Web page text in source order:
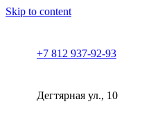
Skip to content
+7 812 937-92-93
Дегтярная ул., 10